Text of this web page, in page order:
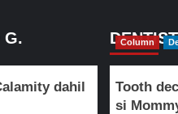
G.
dahil
Column
Tooth
si